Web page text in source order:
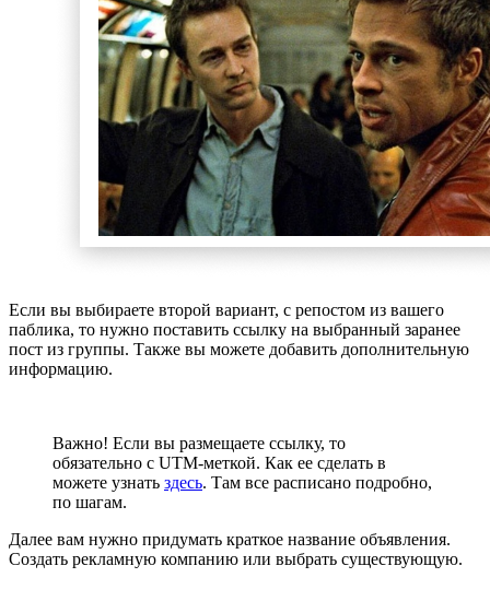
Если вы выбираете второй вариант, с репостом из вашего
паблика, то нужно поставить ссылку на выбранный заранее
пост из группы. Также вы можете добавить дополнительную
информацию.
Важно! Если вы размещаете ссылку, то
обязательно с UTM-меткой. Как ее сделать в
можете узнать здесь. Там все расписано подробно,
по шагам.
Далее вам нужно придумать краткое название объявления.
Создать рекламную компанию или выбрать существующую.